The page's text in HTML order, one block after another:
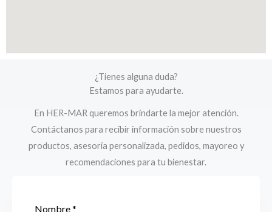
¿Tienes alguna duda?
Estamos para ayudarte.
En HER-MAR queremos brindarte la mejor atención.
Contáctanos para recibir información sobre nuestros
productos, asesoría personalizada, pedidos, mayoreo y
recomendaciones para tu bienestar.